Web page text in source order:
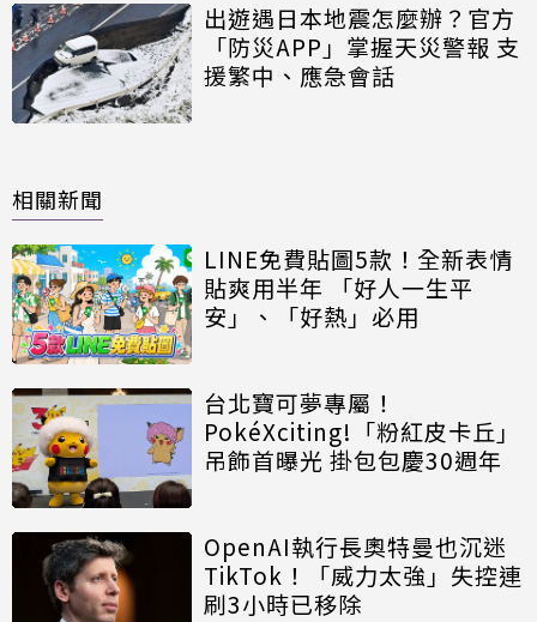
出遊遇日本地震怎麼辦？官方
「防災APP」掌握天災警報 支
援繁中、應急會話
相關新聞
LINE免費貼圖5款！全新表情
貼爽用半年 「好人一生平
安」、「好熱」必用
台北寶可夢專屬！
PokéXciting!「粉紅皮卡丘」
吊飾首曝光 掛包包慶30週年
OpenAI執行長奧特曼也沉迷
TikTok！「威力太強」失控連
刷3小時已移除